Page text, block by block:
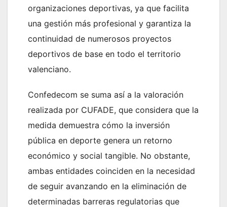
organizaciones deportivas, ya que facilita
una gestión más profesional y garantiza la
continuidad de numerosos proyectos
deportivos de base en todo el territorio
valenciano.
Confedecom se suma así a la valoración
realizada por CUFADE, que considera que la
medida demuestra cómo la inversión
pública en deporte genera un retorno
económico y social tangible. No obstante,
ambas entidades coinciden en la necesidad
de seguir avanzando en la eliminación de
determinadas barreras regulatorias que